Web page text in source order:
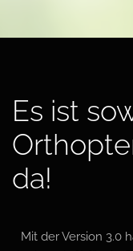
Es ist
da!
Mit der Version 3.0